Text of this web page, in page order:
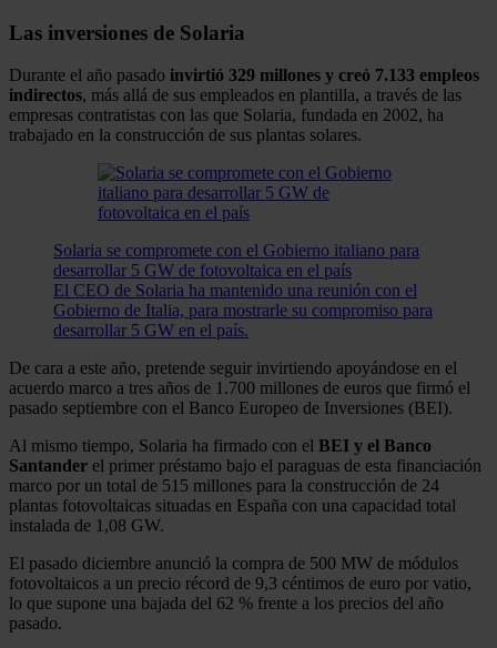
Las inversiones de Solaria
Durante el año pasado invirtió 329 millones y creó 7.133 empleos
indirectos, más allá de sus empleados en plantilla, a través de las
empresas contratistas con las que Solaria, fundada en 2002, ha
trabajado en la construcción de sus plantas solares.
Solaria se compromete con el Gobierno italiano para
desarrollar 5 GW de fotovoltaica en el país
El CEO de Solaria ha mantenido una reunión con el
Gobierno de Italia, para mostrarle su compromiso para
desarrollar 5 GW en el país.
De cara a este año, pretende seguir invirtiendo apoyándose en el
acuerdo marco a tres años de 1.700 millones de euros que firmó el
pasado septiembre con el Banco Europeo de Inversiones (BEI).
Al mismo tiempo, Solaria ha firmado con el BEI y el Banco
Santander el primer préstamo bajo el paraguas de esta financiación
marco por un total de 515 millones para la construcción de 24
plantas fotovoltaicas situadas en España con una capacidad total
instalada de 1,08 GW.
El pasado diciembre anunció la compra de 500 MW de módulos
fotovoltaicos a un precio récord de 9,3 céntimos de euro por vatio,
lo que supone una bajada del 62 % frente a los precios del año
pasado.